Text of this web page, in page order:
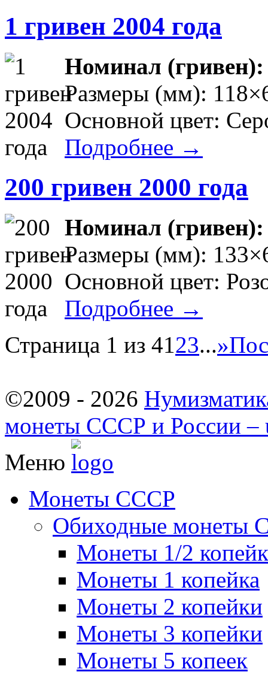
1 гривен 2004 года
Номинал
Размеры (мм):
Основной цвет:
Подробнее →
200 гривен 2000 года
Номинал
Размеры (мм):
Основной цвет:
Подробнее →
Страница 1 из 4123...»
©2009 - 2026
монеты СССР и России –
Меню
Монеты СССР
Обиходные монеты
Монеты 1/2
Монеты 1 копейка
Монеты 2 копейки
Монеты 3 копейки
Монеты 5 копеек